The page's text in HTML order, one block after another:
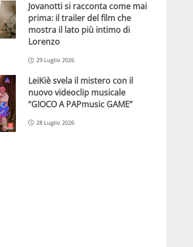
Jovanotti si racconta come mai
prima: il trailer del film che
mostra il lato più intimo di
Lorenzo
29 Luglio 2026
LeiKiè svela il mistero con il
nuovo videoclip musicale
“GIOCO A PAPmusic GAME”
28 Luglio 2026